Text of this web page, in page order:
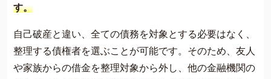
す。
自己破産と違い、全ての債務を対象とする必要はなく、
整理する債権者を選ぶことが可能です。そのため、友人
や家族からの借金を整理対象から外し、他の金融機関の